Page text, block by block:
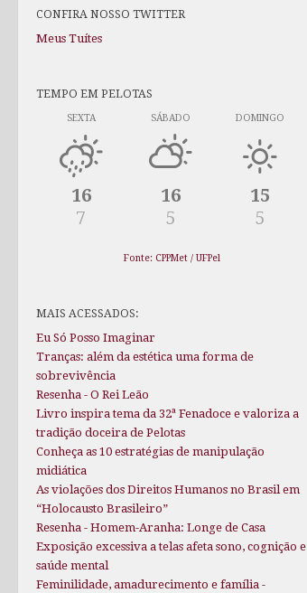
CONFIRA NOSSO TWITTER
Meus Tuítes
TEMPO EM PELOTAS
SEXTA
16
7
SÁBADO
16
5
DOMINGO
15
5
Fonte: CPPMet / UFPel
MAIS ACESSADOS:
Eu Só Posso Imaginar
Tranças: além da estética uma forma de
sobrevivência
Resenha - O Rei Leão
Livro inspira tema da 32ª Fenadoce e valoriza a
tradição doceira de Pelotas
Conheça as 10 estratégias de manipulação
midiática
As violações dos Direitos Humanos no Brasil em
“Holocausto Brasileiro”
Resenha - Homem-Aranha: Longe de Casa
Exposição excessiva a telas afeta sono, cognição e
saúde mental
Feminilidade, amadurecimento e família -